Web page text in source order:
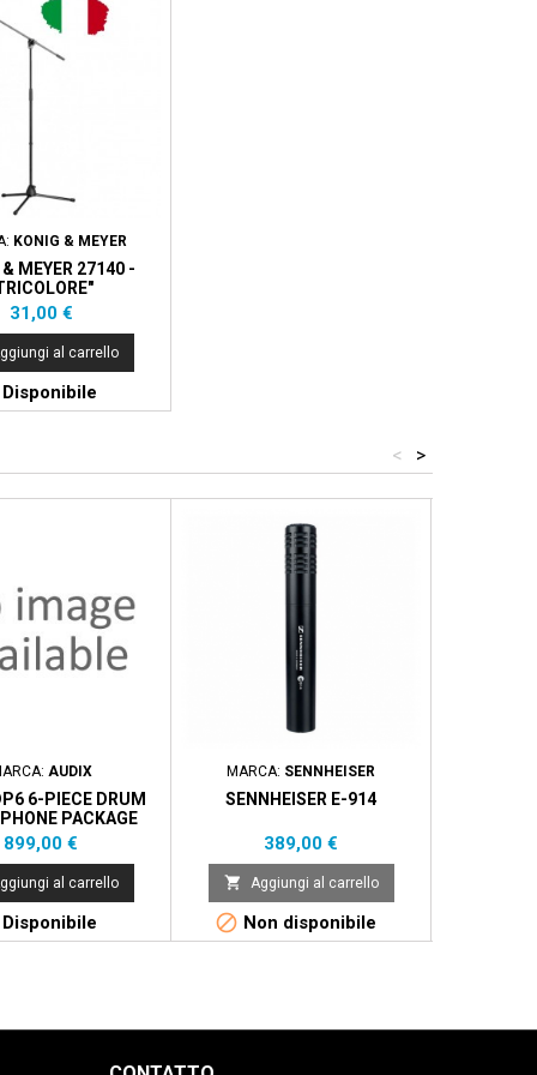
KONIG & MEYER
MEYER 27140 -
Prezzo
31,00 €
al carrello
>
<
AUDIX
6-PIECE DRUM
PACKAGE
Prezzo
899,00 €
al carrello
MARCA: SENNHEISER
SENNHEISER E-914
Prezzo
389,00 €
 Aggiungi al carrello
 Non disponibile